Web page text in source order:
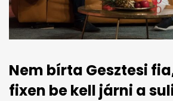
Nem bírta Gesztesi
fixen be kell járni a